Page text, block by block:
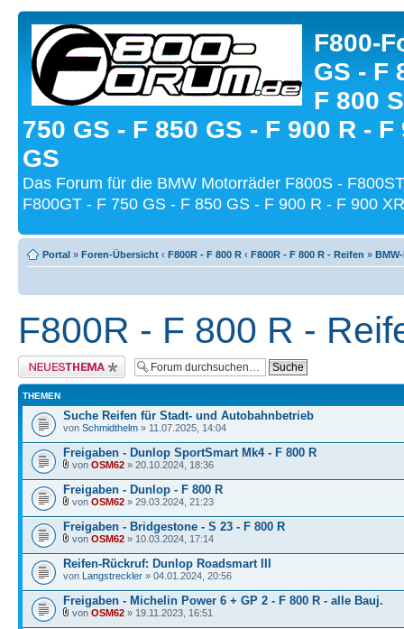
F800-
GS - F
F 800
750 GS - F 850 GS - F 900 R - F
GS
Das Forum für die BMW Motorräder F800S -
F800GT - F 750 GS - F 850 GS - F 900 R - F 900
Portal » Foren-Übersicht ‹ F800R - F 800 R ‹ F800R - F 800 R - Reifen »
F800R - F 800 R -
Neues Thema erstellen
THEMEN
Suche Reifen für Stadt- und Autobahnbetrieb
von Schmidthelm » 11.07.2025, 14:04
Freigaben - Dunlop SportSmart Mk4 - F 800 R
von OSM62 » 20.10.2024, 18:36
Freigaben - Dunlop - F 800 R
von OSM62 » 29.03.2024, 21:23
Freigaben - Bridgestone - S 23 - F 800 R
von OSM62 » 10.03.2024, 17:14
Reifen-Rückruf: Dunlop Roadsmart III
von Langstreckler » 04.01.2024, 20:56
Freigaben - Michelin Power 6 + GP 2 - F 800 R - alle Bauj.
von OSM62 » 19.11.2023, 16:51